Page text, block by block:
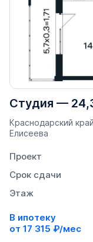
Студия —
Краснодарский
Елисеева
Проект
Срок сдачи
Этаж
В ипотеку
от 17 315 ₽/мес